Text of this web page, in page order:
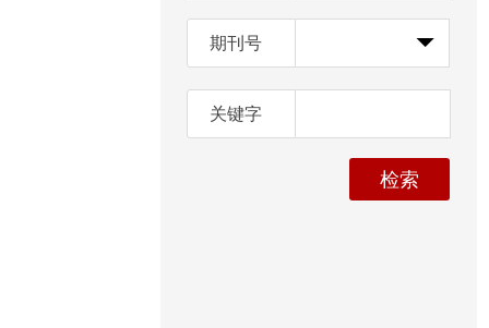
期刊号
关键字